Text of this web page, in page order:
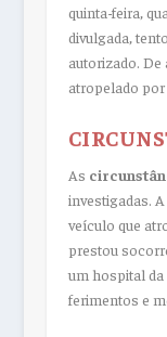
quinta-feira,
divulgada,
autorizado.
atropelado por
As
investigadas.
veículo que
prestou
um hospital
ferimentos e